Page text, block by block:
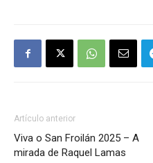
Artículo anterior
Viva o San Froilán 2025 – A
mirada de Raquel Lamas